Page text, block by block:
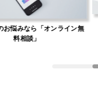
オンライン無
自社開発